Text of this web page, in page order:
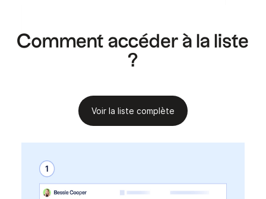
Comment accéder à la liste
?
Voir la liste complète